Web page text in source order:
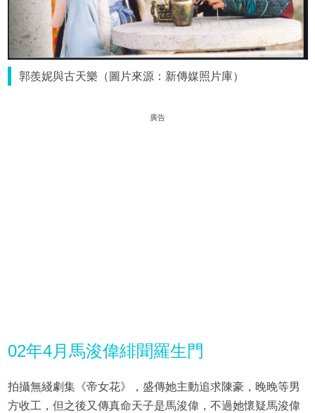
郭羨妮與古天樂（圖片來源：新傳媒照片庫）
廣告
02年4月馬浚偉緋聞羅生門
拍攝無綫劇集《帝女花》，盛傳她主動追求陳豪，晚晚等男
方收工，但之後又傳真命天子是馬浚偉，不過她懷疑馬浚偉